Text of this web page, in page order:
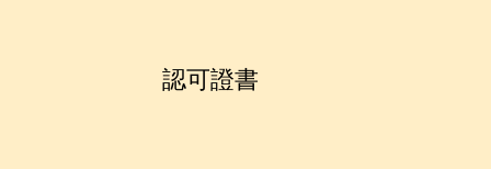
認可證書